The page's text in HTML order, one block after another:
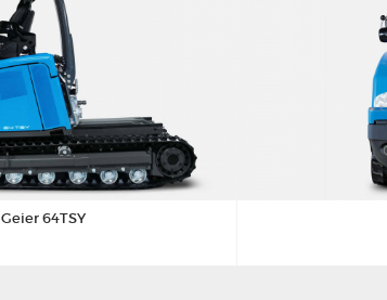
Geier 64TSY